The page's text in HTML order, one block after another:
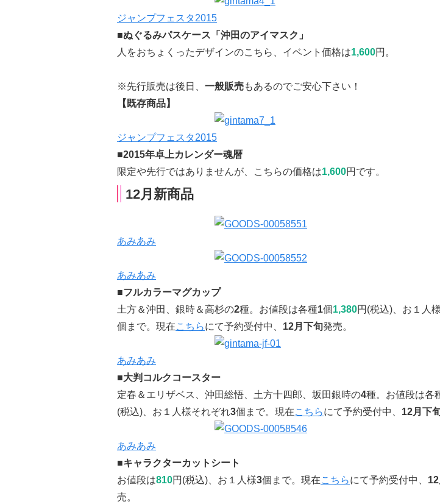
ジャンプフェスタ2015
■ぬぐるみパスケース「沖田のアイマスク」
人をおちょくったデザインのこちら、イベント価格は1,600円。
※先行販売は後日、 一般販売もあるのでご安心下さい！
【既存商品】
ジャンプフェスタ2015
■2015年卓上カレンダー魂暦
限定や先行ではありませんが、こちらの価格は1,600円です。
12月新商品
あみあみ
あみあみ
■フルカラーマグカップ
土方＆沖田、銀時＆高杉の2種。お値段は各種1個1,380円(税込)、お１人
個まで。現在こちらにて予約受付中、 12月下旬発売。
あみあみ
■大判コルクコースター
定春＆エリザベス、沖田総悟、土方十四郎、坂田銀時の4種。お値段は各
(税込)、お１人様それぞれ3個まで。現在こちらにて予約受付中、 12月下
あみあみ
■キャラクターカットシート
お値段は810円(税込)、お１人様3個まで。現在こちらにて予約受付中、
売。